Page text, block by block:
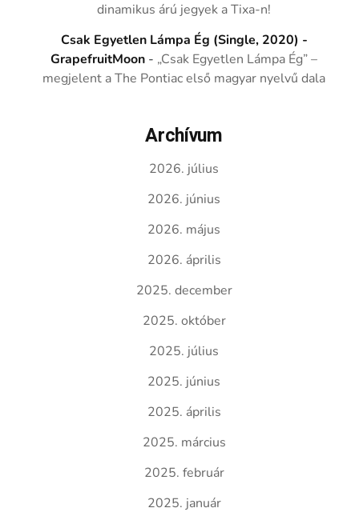
dinamikus árú jegyek a Tixa-n!
Csak Egyetlen Lámpa Ég (Single, 2020) -
GrapefruitMoon - „Csak Egyetlen Lámpa Ég” –
megjelent a The Pontiac első magyar nyelvű dala
Archívum
2026. július
2026. június
2026. május
2026. április
2025. december
2025. október
2025. július
2025. június
2025. április
2025. március
2025. február
2025. január